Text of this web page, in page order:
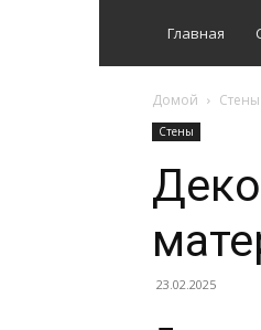
Главная
Домой Стены
Стены
23.02.2025